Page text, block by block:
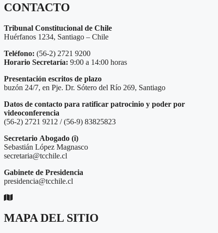
CONTACTO
Tribunal Constitucional de Chile
Huérfanos 1234, Santiago – Chile
Teléfono: (56-2) 2721 9200
Horario Secretaría: 9:00 a 14:00 horas
Presentación escritos de plazo
buzón 24/7, en Pje. Dr. Sótero del Río 269, Santiago
Datos de contacto para ratificar patrocinio y poder por
videoconferencia
(56-2) 2721 9212 / (56-9) 83825823
Secretario Abogado (i)
Sebastián López Magnasco
secretaria@tcchile.cl
Gabinete de Presidencia
presidencia@tcchile.cl
MAPA DEL SITIO